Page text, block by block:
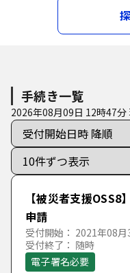
ペット
健康・福祉
子育て
母子保健
児童手当
児童扶養手当
介護保険関係
介護保険
住所地特例
被災者支援関係
被災者支援
さ
た行
た ち
な行
な に
は行
は
ま行
ま み
や行
手続き一覧
2026年08月09日 12時47分
【被災者支援
申請
受付開始： 2021年08
受付終了： 随時
電子署名必要